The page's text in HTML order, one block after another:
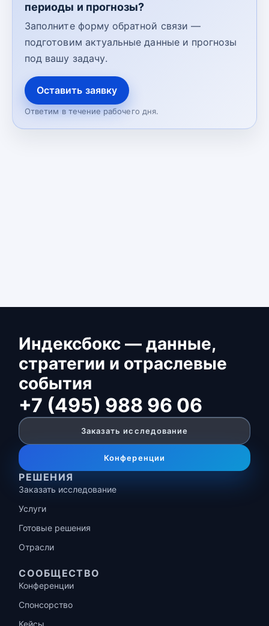
периоды и прогнозы?
Заполните форму обратной связи —
подготовим актуальные данные и прогнозы
под вашу задачу.
Оставить заявку
Ответим в течение рабочего дня.
Индексбокс — данные,
стратегии и отраслевые
события
+7 (495) 988 96 06
Заказать исследование
Конференции
РЕШЕНИЯ
Заказать исследование
Услуги
Готовые решения
Отрасли
СООБЩЕСТВО
Конференции
Спонсорство